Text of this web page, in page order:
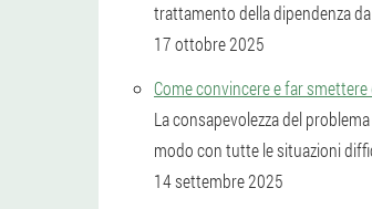
trattamento della dipendenza
17 ottobre 2025
Come convincere e far
La consapevolezza del
modo con tutte le situazioni
14 settembre 2025